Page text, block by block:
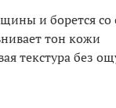
и борется со
тон кожи
текстура без